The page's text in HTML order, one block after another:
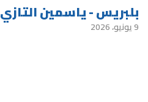
بلبريس - ياسمين التازي
9 يونيو، 2026